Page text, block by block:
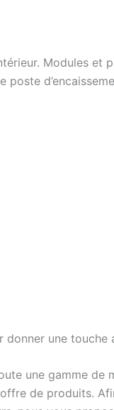
Modules
poste
donner une touche
une gamme
de produits.